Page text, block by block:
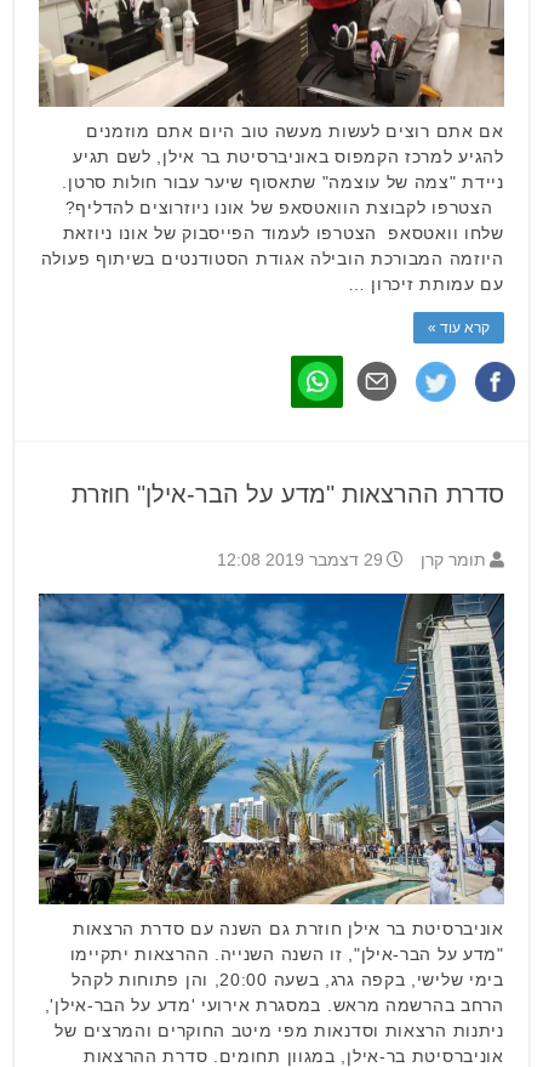
אם אתם רוצים לעשות מעשה טוב היום אתם מוזמנים
להגיע למרכז הקמפוס באוניברסיטת בר אילן, לשם תגיע
ניידת "צמה של עוצמה" שתאסוף שיער עבור חולות סרטן.
הצטרפו לקבוצת הוואטסאפ של אונו ניוזרוצים להדליף?
שלחו וואטסאפ הצטרפו לעמוד הפייסבוק של אונו ניוזאת
היוזמה המבורכת הובילה אגודת הסטודנטים בשיתוף פעולה
עם עמותת זיכרון …
קרא עוד »
סדרת ההרצאות "מדע על הבר-אילן" חוזרת
תומר קרן 29 דצמבר 2019 12:08
אוניברסיטת בר אילן חוזרת גם השנה עם סדרת הרצאות
"מדע על הבר-אילן", זו השנה השנייה. ההרצאות יתקיימו
בימי שלישי, בקפה גרג, בשעה 20:00, והן פתוחות לקהל
הרחב בהרשמה מראש. במסגרת אירועי 'מדע על הבר-אילן',
ניתנות הרצאות וסדנאות מפי מיטב החוקרים והמרצים של
אוניברסיטת בר-אילן, במגוון תחומים. סדרת ההרצאות